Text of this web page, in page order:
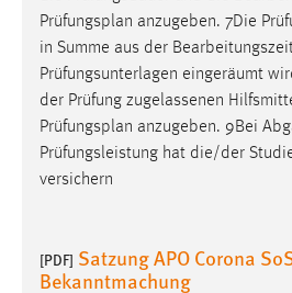
Prüfungsplan anzugeben. 7Die
in Summe aus der
Prüfungsunterlagen eingeräumt
der Prüfung zugelassenen
Prüfungsplan anzugeben. 9Bei
Prüfungsleistung hat die/der
versichern
[PDF] Satzung APO Corona
Bekanntmachung